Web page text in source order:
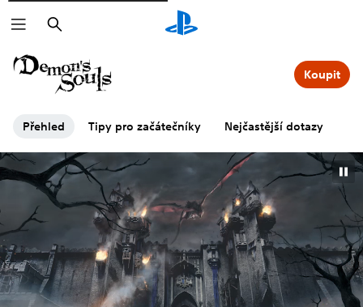
Vyhledat
Přehled Tipy pro začátečníky Nejčastější dotazy
Koupit